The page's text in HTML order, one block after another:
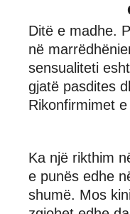
Ditë e madhe.
në
sensualiteti
gjatë pasdites
Rikonfirmimet
Ka një rikthim
e punës edhe
shumë. Mos